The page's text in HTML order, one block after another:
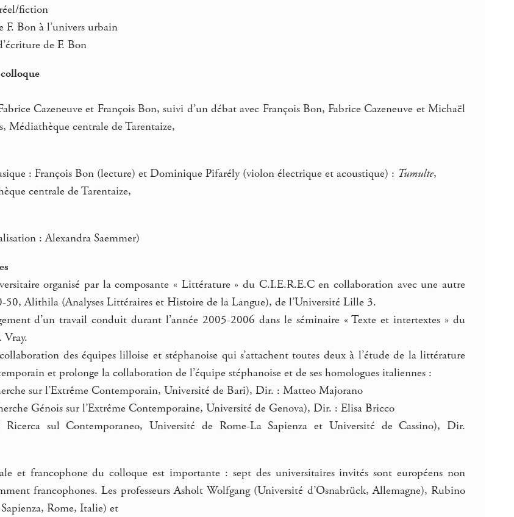
fiction
Bon à l’univers urbain
de F. Bon
Cazeneuve et François Bon, suivi d’un débat avec François Bon, Fabrice Cazeneuve et Michaël
Médiathèque centrale de Tarentaize,
: François Bon (lecture) et Dominique Pifarély (violon électrique et acoustique) : Tumulte,
centrale de Tarentaize,
: Alexandra Saemmer)
organisé par la composante « Littérature » du C.I.E.R.E.C en collaboration avec une autre
50, Alithila (Analyses Littéraires et Histoire de la Langue), de l’Université Lille 3.
d’un travail conduit durant l’année 2005-2006 dans le séminaire « Texte et intertextes » du
des équipes lilloise et stéphanoise qui s’attachent toutes deux à l’étude de la littérature
et prolonge la collaboration de l’équipe stéphanoise et de ses homologues italiennes :
sur l’Extrême Contemporain, Université de Bari), Dir. : Matteo Majorano
Génois sur l’Extrême Contemporaine, Université de Genova), Dir. : Elisa Bricco
sul Contemporaneo, Université de Rome-La Sapienza et Université de Cassino), Dir.
et francophone du colloque est importante : sept des universitaires invités sont européens non
francophones. Les professeurs Asholt Wolfgang (Université d’Osnabrück, Allemagne), Rubino
Rome, Italie) et